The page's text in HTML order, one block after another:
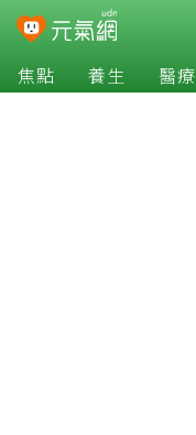
焦點 養生 醫療